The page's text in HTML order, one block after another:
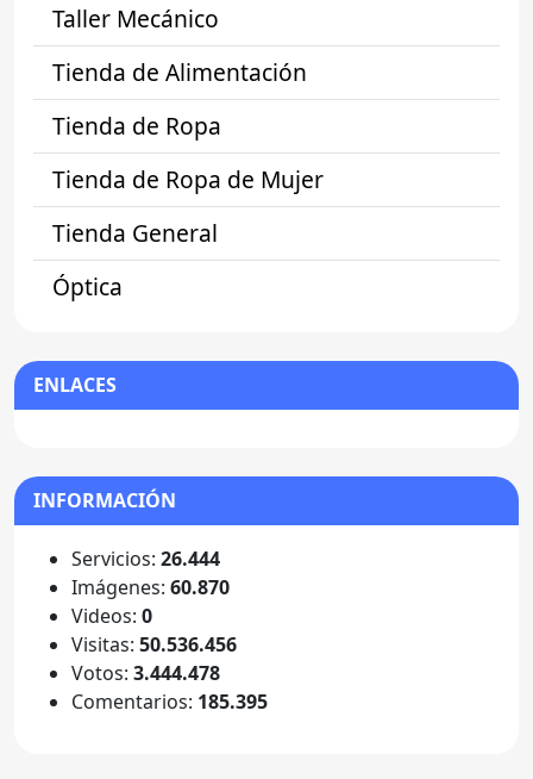
Taller Mecánico
Tienda de Alimentación
Tienda de Ropa
Tienda de Ropa de Mujer
Tienda General
Óptica
ENLACES
INFORMACIÓN
Servicios: 26.444
Imágenes: 60.870
Videos: 0
Visitas: 50.536.456
Votos: 3.444.478
Comentarios: 185.395